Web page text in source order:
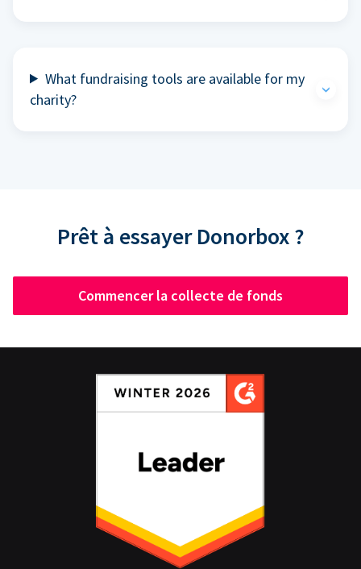
What fundraising tools are available for my
charity?
Prêt à essayer Donorbox ?
Commencer la collecte de fonds